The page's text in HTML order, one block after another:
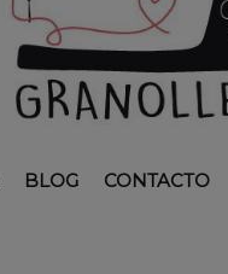
BLOG CONTACTO